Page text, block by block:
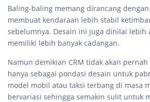
Baling-baling memang dirancang
membuat kendaraan lebih stabil
sebelumnya. Desain ini juga dinilai lebih
memiliki lebih banyak cadangan.
Namun demikian CRM tidak akan
hanya sebagai pondasi desain untuk
model mobil atau taksi terbang di masa
bervariasi sehingga semakin sulit untuk